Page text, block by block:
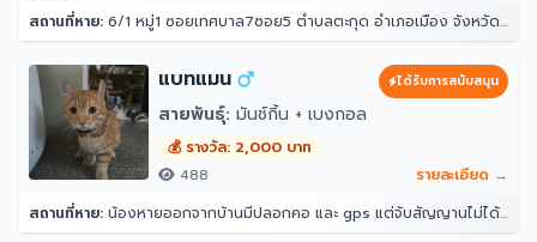
สถานที่หาย: 6/1 หมู่1 ซอยเทศบาล7ซอย5 ตำบลตะกุด อำเภอเมือง จังหวัดสระบุรี
แบทแมน ได้รับการสนับสนุน
สายพันธุ์: มันช์กิ้น + เบงกอล
💰 รางวัล: 2,000 บาท
488
รายละเอียด →
สถานที่หาย: น้องหายออกจากบ้านมีปลอกคอ และ gps แต่จับสัญญานไม่ได้ จุดที่น้องหายล่าสุดคือ หลังบ้าน204 ราณี 7 แขวงคันนายาว เขตคันนายาว กรุงเทพมหานคร 10230